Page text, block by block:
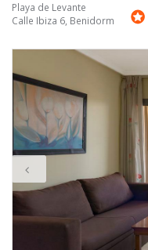
Playa de Levante
Calle Ibiza 6, Benidorm